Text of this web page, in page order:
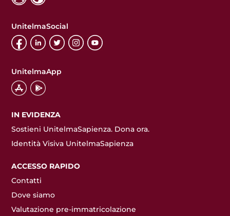
UnitelmaSocial
UnitelmaApp
IN EVIDENZA
Sostieni UnitelmaSapienza. Dona ora.
Identità Visiva UnitelmaSapienza
ACCESSO RAPIDO
Contatti
Dove siamo
Valutazione pre-immatricolazione